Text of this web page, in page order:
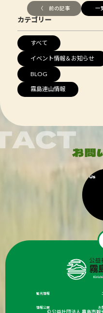
〈 前の記事 一
カテゴリー
すべて
イベント情報＆お知らせ
BLOG
霧島連山情報
観光情報
情報公開 お
© 公益社団法人 霧島市観